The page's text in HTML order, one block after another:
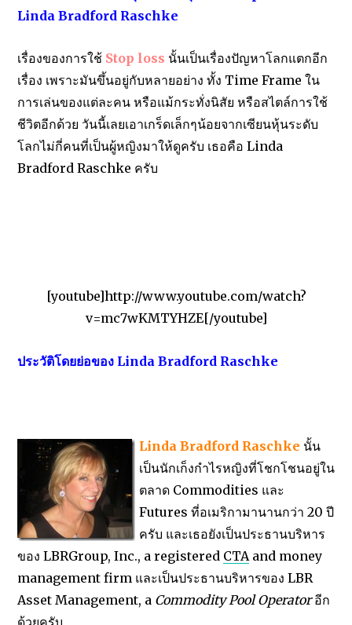
Linda Bradford Raschke
เรื่องของการใช้ Stop loss นั้นเป็นเรื่องปัญหาโลกแตกอีก
เรื่อง เพราะมันขึ้นอยู่กับหลายอย่าง ทั้ง Time Frame ใน
การเล่นของแต่ละคน หรือแม้กระทั่งนิสัย หรือสไตล์การใช้
ชีวิตอีกด้วย วันนี้เลยเอาเกร็ดเล็กๆน้อยจากเซียนหุ้นระดับ
โลกไม่กี่คนที่เป็นผู้หญิงมาให้ดูครับ เธอคือ Linda
Bradford Raschke ครับ
[youtube]http://www.youtube.com/watch?
v=mc7wKMTYHZE[/youtube]
ประวัติโดยย่อของ Linda Bradford Raschke
Linda Bradford Raschke นั้น
เป็นนักเก็งกำไรหญิงที่โชกโชนอยู่ใน
ตลาด Commodities และ
Futures ที่อเมริกามานานกว่า 20 ปี
ครับ และเธอยังเป็นประธานบริหาร
ของ LBRGroup, Inc., a registered CTAand money
management firm และเป็นประธานบริหารของ LBR
Asset Management, a Commodity Pool Operatorอีก